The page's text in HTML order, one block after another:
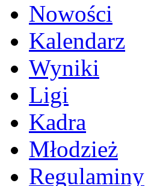
Nowości
Kalendarz
Wyniki
Ligi
Kadra
Młodzież
Regulaminy